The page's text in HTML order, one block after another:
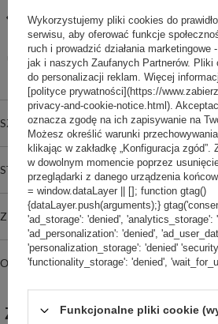
14dni na łatwy zwrot
Ten produkt nie jest dostępny w sklepie
Bezpieczne zakupy
SZCZEGÓŁOWE INFORMACJE
STREFA REKOMENDACJI
ZADAJ PYTANIE
OPINIE
ZABIERZ JESZCZE :)
Wykorzystujemy pliki cookies do
serwisu, aby oferować funkcje
ruch i prowadzić działania marketingowe
jak i naszych Zaufanych Partnerów. Pliki
do personalizacji reklam. Więcej
[polityce prywatności](https://
privacy-and-cookie-notice.html).
oznacza zgodę na ich zapisywanie na
Możesz określić warunki
klikając w zakładkę „Konfiguracja
w dowolnym momencie poprzez
przeglądarki z danego urządzenia
= window.dataLayer || []; function gtag()
{dataLayer.push(arguments);}
'ad_storage': 'denied', 'analytics_storage':
'ad_personalization': 'denied',
'personalization_storage': 'denied'
'functionality_storage': 'denied',
Funkcjonalne pliki cookie